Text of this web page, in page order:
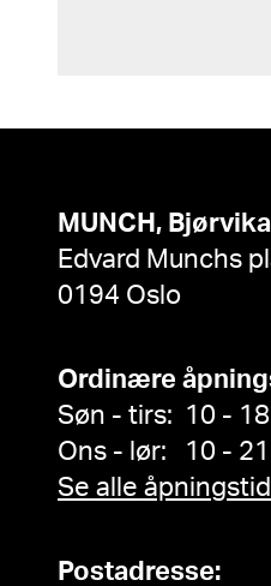
MUNCH,
Edvard Munchs
0194 Oslo
Ordinære
Søn - tirs: 10 - 18
Ons - lør: 10 - 21
Se alle
Postadresse: